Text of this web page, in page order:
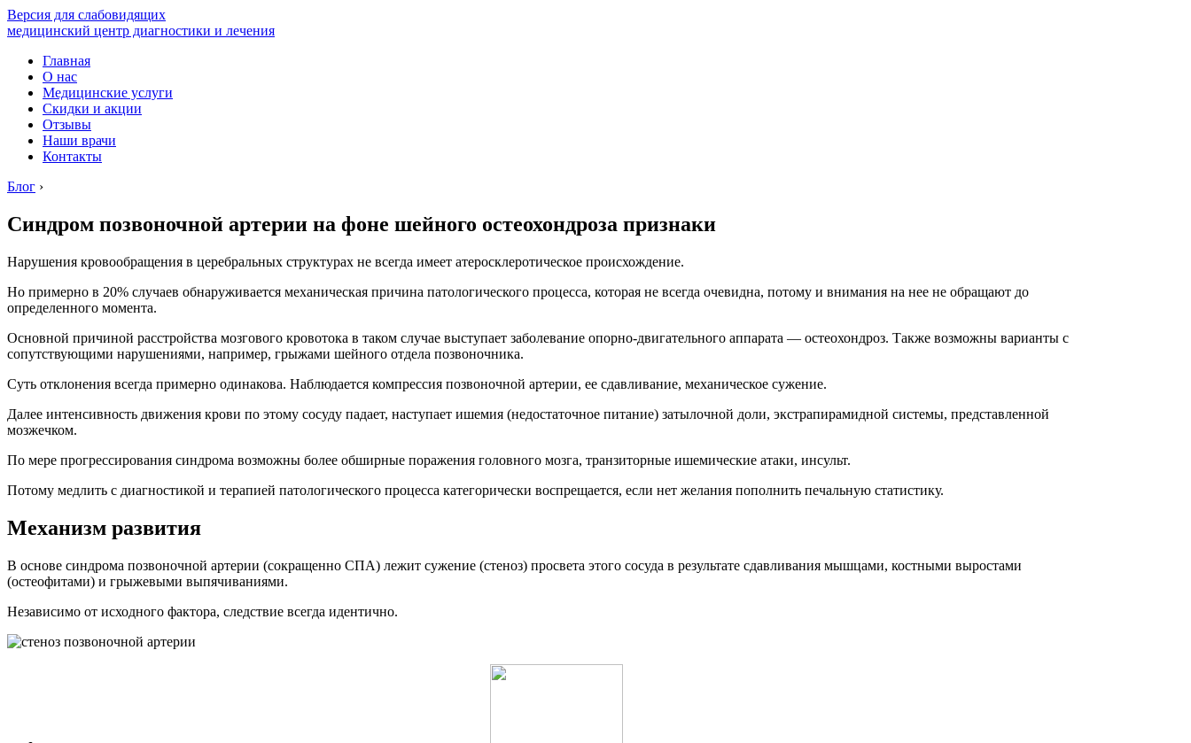
Версия для слабовидящих
медицинский центр диагностики и лечения
Главная
О нас
Медицинские услуги
Скидки и акции
Отзывы
Наши врачи
Контакты
Блог ›
Синдром позвоночной артерии на фоне шейного остеохондроза признаки
Нарушения кровообращения в церебральных структурах не всегда имеет атеросклеротическое происхождение.
Но примерно в 20% случаев обнаруживается механическая причина патологического процесса, которая не всегда очевидна, потому и внимания на нее не обращают до
определенного момента.
Основной причиной расстройства мозгового кровотока в таком случае выступает заболевание опорно-двигательного аппарата — остеохондроз. Также возможны варианты с
сопутствующими нарушениями, например, грыжами шейного отдела позвоночника.
Суть отклонения всегда примерно одинакова. Наблюдается компрессия позвоночной артерии, ее сдавливание, механическое сужение.
Далее интенсивность движения крови по этому сосуду падает, наступает ишемия (недостаточное питание) затылочной доли, экстрапирамидной системы, представленной
мозжечком.
По мере прогрессирования синдрома возможны более обширные поражения головного мозга, транзиторные ишемические атаки, инсульт.
Потому медлить с диагностикой и терапией патологического процесса категорически воспрещается, если нет желания пополнить печальную статистику.
Механизм развития
В основе синдрома позвоночной артерии (сокращенно СПА) лежит сужение (стеноз) просвета этого сосуда в результате сдавливания мышцами, костными выростами
(остеофитами) и грыжевыми выпячиваниями.
Независимо от исходного фактора, следствие всегда идентично.